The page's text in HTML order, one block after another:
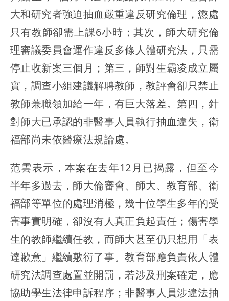
大和研究者強迫抽血嚴重違反研究倫理，懲處
只有教師卻需上課6小時；其次，師大研究倫
理審議委員會運作違反多條人體研究法，只需
停止收新案三個月；第三，師對生霸凌成立屬
實，調查小組建議解聘教師，教評會卻只禁止
教師兼職領加給一年，有巨大落差。第四，針
對師大已承認的非醫事人員執行抽血違失，衛
福部尚未依醫療法規論處。
范雲表示，本案在去年12月已揭露，但至今
半年多過去，師大倫審會、師大、教育部、衛
福部等單位的處理消極，幾十位學生多年的受
害事實明確，卻沒有人真正負起責任；傷害學
生的教師繼續任教，而師大甚至仍只想用「表
達歉意」繼續敷衍了事。教育部應負責依人體
研究法調查處置並開罰，若涉及刑案確定，應
協助學生法律申訴程序；非醫事人員涉違法抽